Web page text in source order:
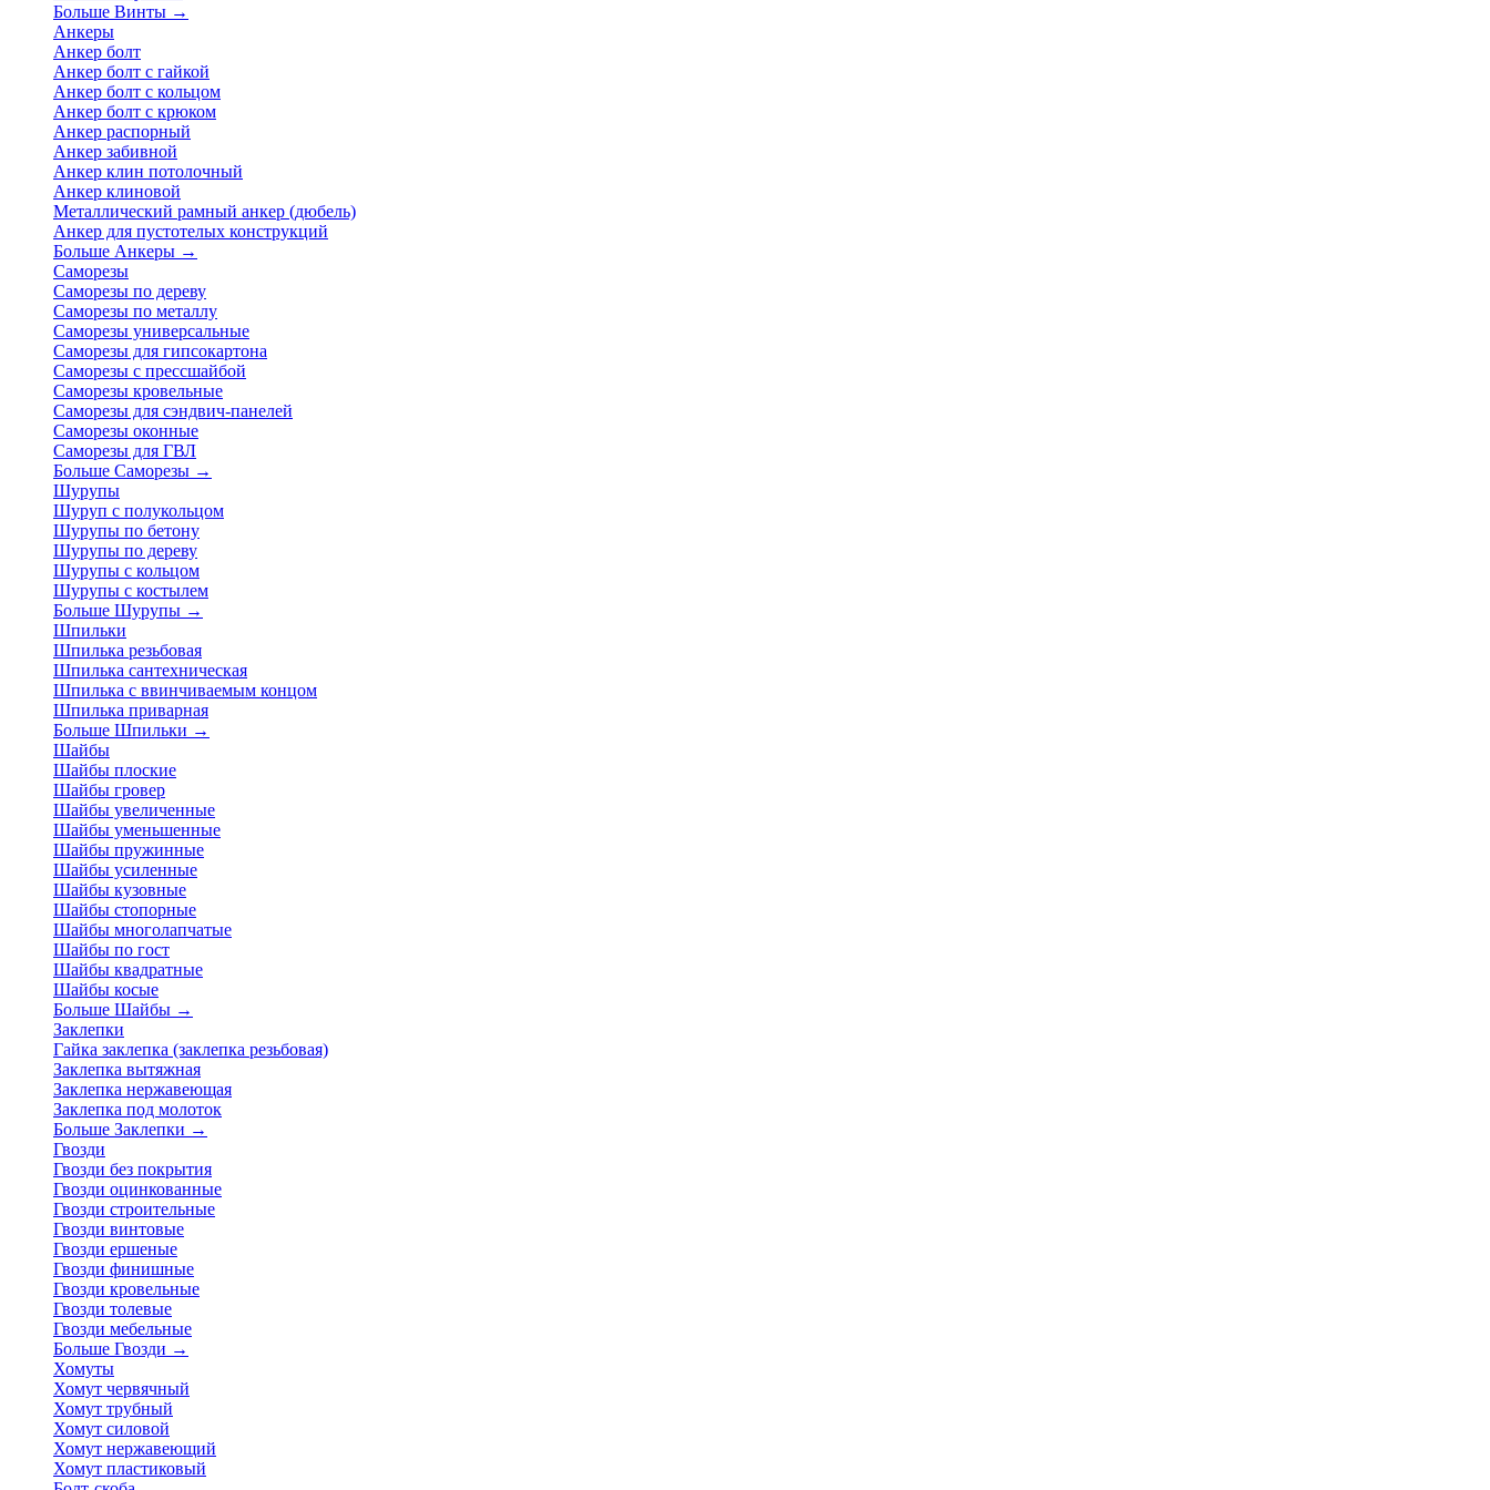
Больше Винты →
Анкеры
Анкер болт
Анкер болт с гайкой
Анкер болт с кольцом
Анкер болт с крюком
Анкер распорный
Анкер забивной
Анкер клин потолочный
Анкер клиновой
Металлический рамный анкер (дюбель)
Анкер для пустотелых конструкций
Больше Анкеры →
Саморезы
Саморезы по дереву
Саморезы по металлу
Саморезы универсальные
Саморезы для гипсокартона
Саморезы с прессшайбой
Саморезы кровельные
Саморезы для сэндвич-панелей
Саморезы оконные
Саморезы для ГВЛ
Больше Саморезы →
Шурупы
Шуруп с полукольцом
Шурупы по бетону
Шурупы по дереву
Шурупы с кольцом
Шурупы с костылем
Больше Шурупы →
Шпильки
Шпилька резьбовая
Шпилька сантехническая
Шпилька с ввинчиваемым концом
Шпилька приварная
Больше Шпильки →
Шайбы
Шайбы плоские
Шайбы гровер
Шайбы увеличенные
Шайбы уменьшенные
Шайбы пружинные
Шайбы усиленные
Шайбы кузовные
Шайбы стопорные
Шайбы многолапчатые
Шайбы по гост
Шайбы квадратные
Шайбы косые
Больше Шайбы →
Заклепки
Гайка заклепка (заклепка резьбовая)
Заклепка вытяжная
Заклепка нержавеющая
Заклепка под молоток
Больше Заклепки →
Гвозди
Гвозди без покрытия
Гвозди оцинкованные
Гвозди строительные
Гвозди винтовые
Гвозди ершеные
Гвозди финишные
Гвозди кровельные
Гвозди толевые
Гвозди мебельные
Больше Гвозди →
Хомуты
Хомут червячный
Хомут трубный
Хомут силовой
Хомут нержавеющий
Хомут пластиковый